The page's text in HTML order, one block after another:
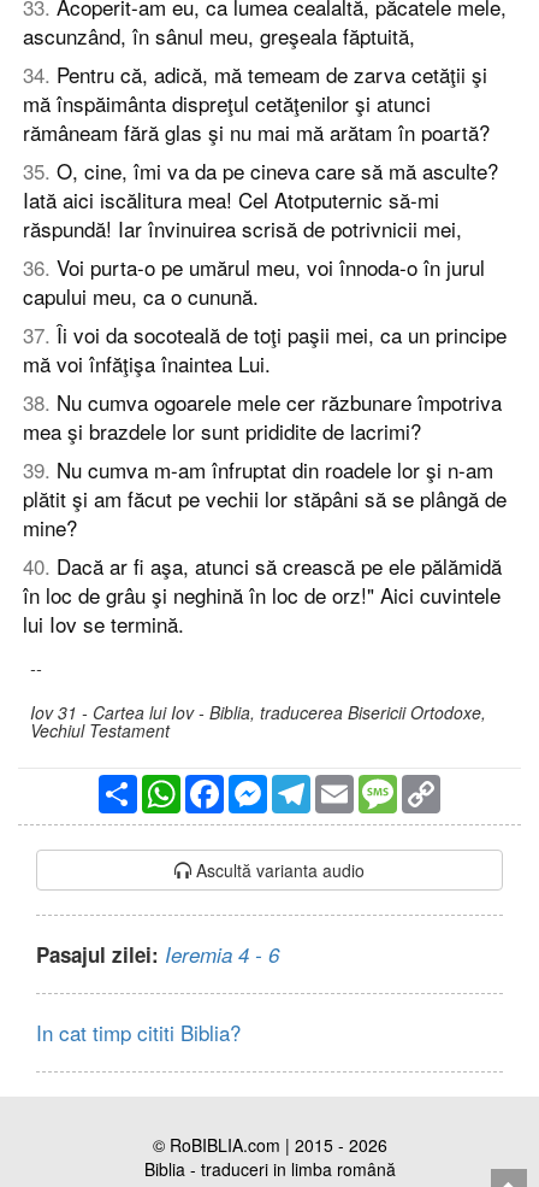
33. Acoperit-am eu, ca lumea cealaltă, păcatele mele,
ascunzând, în sânul meu, greşeala făptuită,
34. Pentru că, adică, mă temeam de zarva cetăţii şi
mă înspăimânta dispreţul cetăţenilor şi atunci
rămâneam fără glas şi nu mai mă arătam în poartă?
35. O, cine, îmi va da pe cineva care să mă asculte?
Iată aici iscălitura mea! Cel Atotputernic să-mi
răspundă! Iar învinuirea scrisă de potrivnicii mei,
36. Voi purta-o pe umărul meu, voi înnoda-o în jurul
capului meu, ca o cunună.
37. Îi voi da socoteală de toţi paşii mei, ca un principe
mă voi înfăţişa înaintea Lui.
38. Nu cumva ogoarele mele cer răzbunare împotriva
mea şi brazdele lor sunt prididite de lacrimi?
39. Nu cumva m-am înfruptat din roadele lor şi n-am
plătit şi am făcut pe vechii lor stăpâni să se plângă de
mine?
40. Dacă ar fi aşa, atunci să crească pe ele pălămidă
în loc de grâu şi neghină în loc de orz!" Aici cuvintele
lui Iov se termină.
--
Iov 31 - Cartea lui Iov - Biblia, traducerea Bisericii Ortodoxe,
Vechiul Testament
PartajareWhatsAppFacebookMessengerTelegram
Email Message
Ascultă varianta audio
Pasajul zilei: Ieremia 4 - 6
In cat timp cititi Biblia?
© RoBIBLIA.com | 2015 - 2026
Biblia - traduceri in limba română